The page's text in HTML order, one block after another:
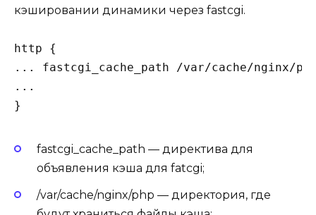
кэшировании динамики через fastcgi.
http {
... fastcgi_cache_path /var/cache/nginx/php
...
}
fastcgi_cache_path — директива для
объявления кэша для fatcgi;
/var/cache/nginx/php — директория, где